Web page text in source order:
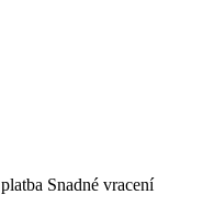
Snadné vracení